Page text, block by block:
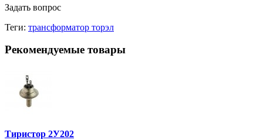
Задать вопрос
Теги: трансформатор торэл
Рекомендуемые товары
Тиристор 2У202